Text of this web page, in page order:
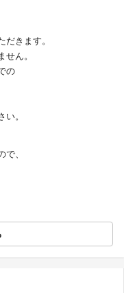
きます。
ん。
の
。
、